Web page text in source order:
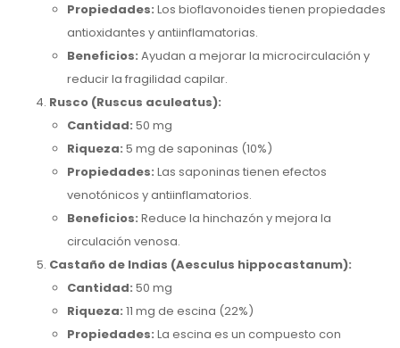
Propiedades: Los bioflavonoides tienen propiedades
antioxidantes y antiinflamatorias.
Beneficios: Ayudan a mejorar la microcirculación y
reducir la fragilidad capilar.
Rusco (Ruscus aculeatus):
Cantidad: 50 mg
Riqueza: 5 mg de saponinas (10%)
Propiedades: Las saponinas tienen efectos
venotónicos y antiinflamatorios.
Beneficios: Reduce la hinchazón y mejora la
circulación venosa.
Castaño de Indias (Aesculus hippocastanum):
Cantidad: 50 mg
Riqueza: 11 mg de escina (22%)
Propiedades: La escina es un compuesto con